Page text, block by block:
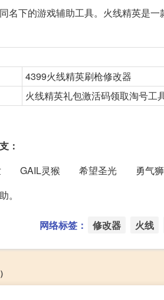
名下的游戏辅助工具。火线精英是
4399火线精英刷枪修改器
火线精英礼包激活码领取淘号工
：
灵猴 希望圣光 勇气狮
。
网络标签： 修改器 火线